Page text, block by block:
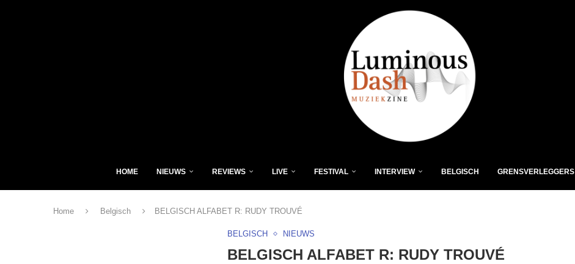
HOME NIEUWS REVIEWS LIVE FESTIVAL INTERVIEW BELGISCH GRENSVERLEGGERS
Home Belgisch BELGISCH ALFABET R: RUDY TROUVÉ
BELGISCH NIEUWS
BELGISCH ALFABET R: RUDY TROUVÉ